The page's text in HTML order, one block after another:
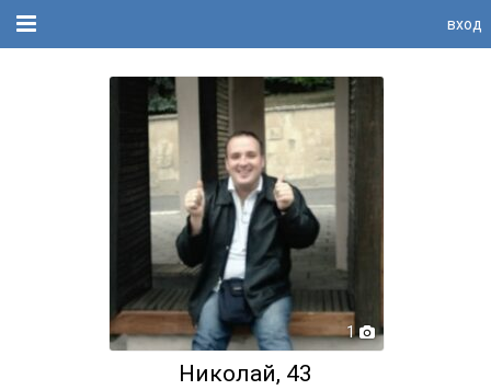
вход
1
Николай, 43